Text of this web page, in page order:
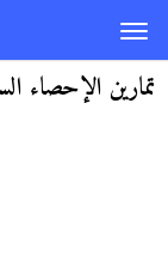
تمارين الإحصاء السلسلة 2 للسنة